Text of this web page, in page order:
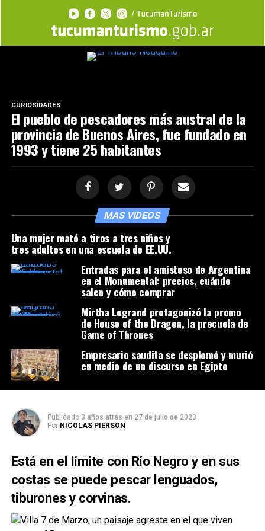
CURIOSIDADES
El pueblo de pescadores más austral de la
provincia de Buenos Aires, fue fundado en
1993 y tiene 25 habitantes
MAS VIDEOS
Una mujer mató a tiros a tres niños y
tres adultos en una escuela de EE.UU.
Entradas para el amistoso de Argentina
en el Monumental: precios, cuándo
salen y cómo comprar
Mirtha Legrand protagonizó la promo
de House of the Dragon, la precuela de
Game of Thrones
Empresario saudita se desplomó y murió
en medio de un discurso en Egipto
Publicado 3 años atrás en 27 de julio de 2023
Por NICOLAS PIERSON
Está en el límite con Río Negro y en sus
costas se puede pescar lenguados,
tiburones y corvinas.